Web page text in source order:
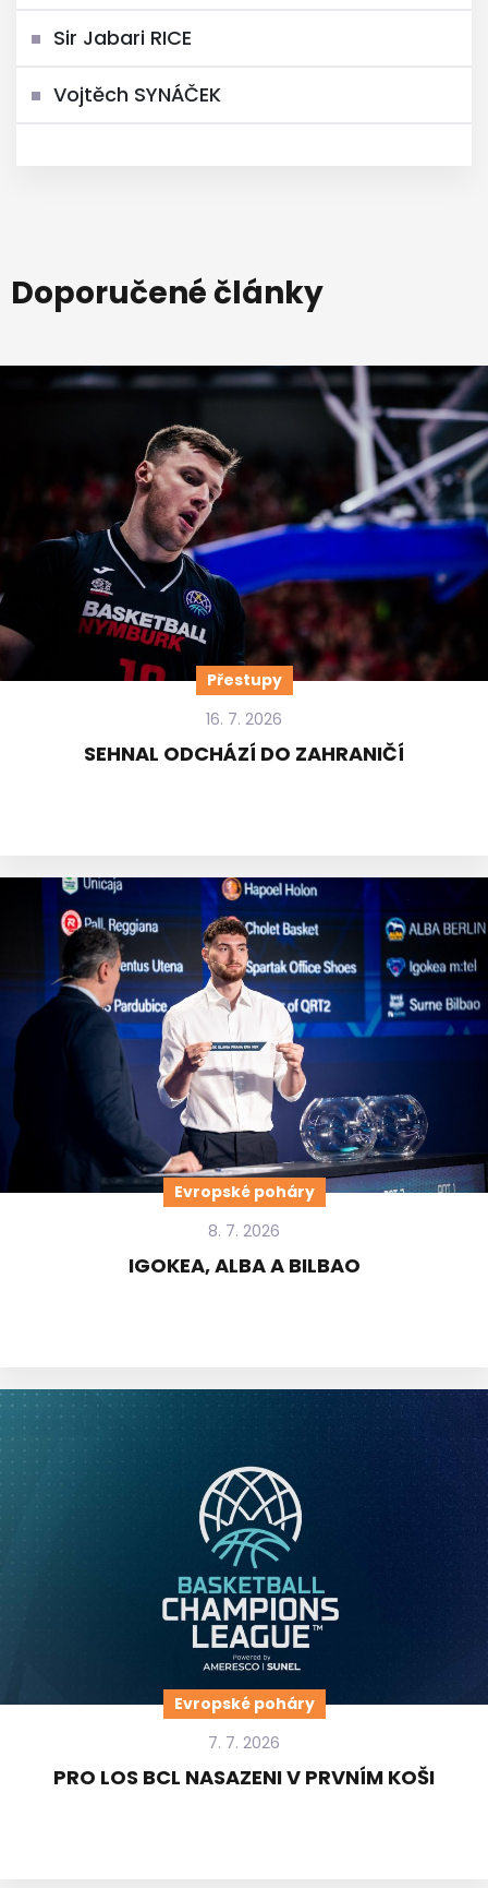
Sir Jabari RICE
Vojtěch SYNÁČEK
Doporučené články
Přestupy
16. 7. 2026
SEHNAL ODCHÁZÍ DO ZAHRANIČÍ
Evropské poháry
8. 7. 2026
IGOKEA, ALBA A BILBAO
Evropské poháry
7. 7. 2026
PRO LOS BCL NASAZENI V PRVNÍM KOŠI